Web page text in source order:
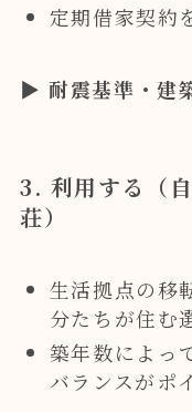
定期借家契約
▶耐震基準・建
3. 利用する（
荘）
生活拠点の移
分たちが住む
築年数によっ
バランスがポ